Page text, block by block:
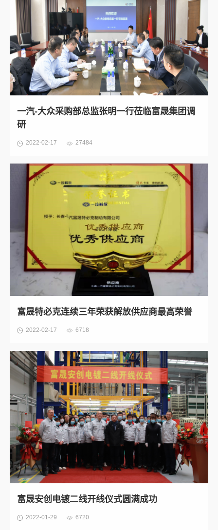
一汽-大众采购部总监张明一行莅临富晟集团调
研
2022-02-17 27484
富晟特必克连续三年荣获解放供应商最高荣誉
2022-02-17 6718
富晟安创电镀二线开线仪式圆满成功
2022-01-29 6720